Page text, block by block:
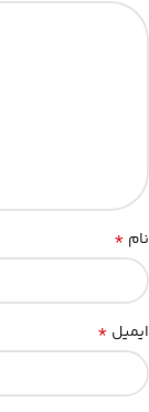
نام *
ایمیل *